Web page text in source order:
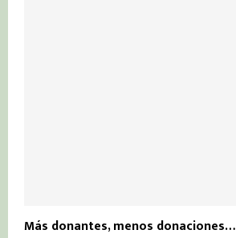
Más donantes, menos donaciones…